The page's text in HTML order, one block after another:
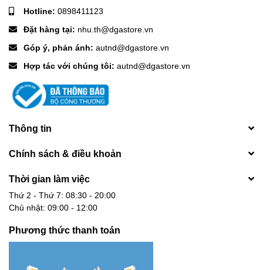
Hotline: 0898411123
Đặt hàng tại: nhu.th@dgastore.vn
Góp ý, phản ánh: autnd@dgastore.vn
Hợp tác với chúng tôi: autnd@dgastore.vn
Thông tin
Chính sách & điều khoản
Thời gian làm việc
Thứ 2 - Thứ 7: 08:30 - 20:00
Chủ nhật: 09:00 - 12:00
Phương thức thanh toán